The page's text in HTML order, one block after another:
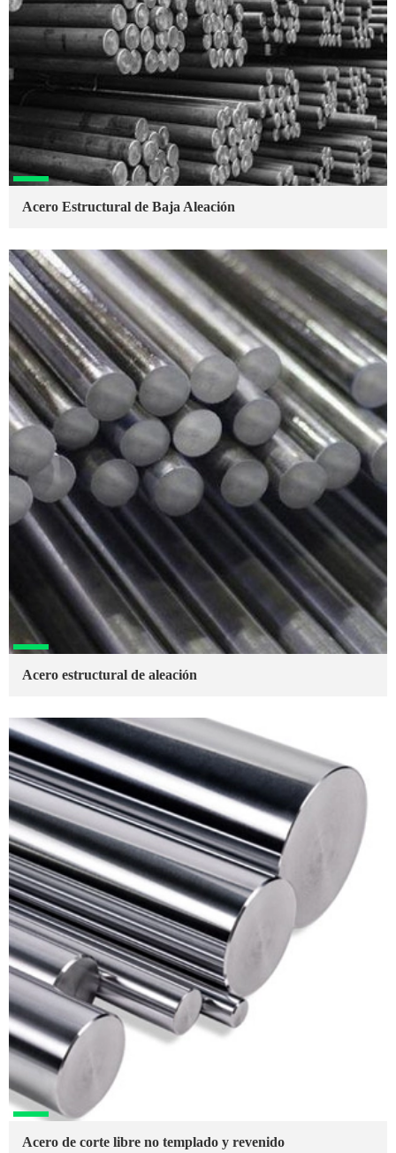
Acero Estructural de Baja Aleación
Acero estructural de aleación
Acero de corte libre no templado y revenido